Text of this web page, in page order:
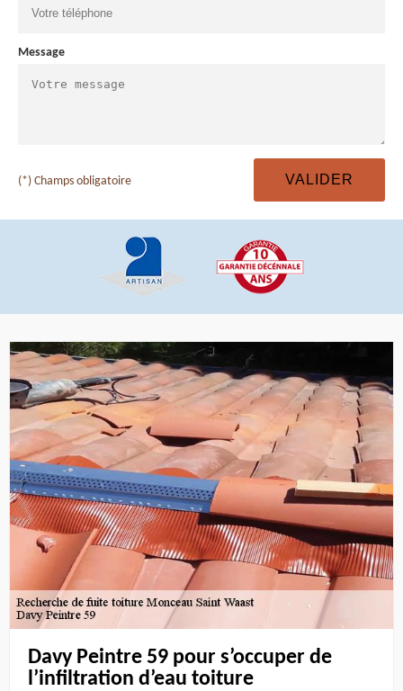
Message
(*) Champs obligatoire
Davy Peintre 59 pour s’occuper de
l’infiltration d’eau toiture